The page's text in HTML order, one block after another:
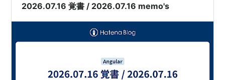
2026.07.16 覚書 / 2026.07.16 memo's